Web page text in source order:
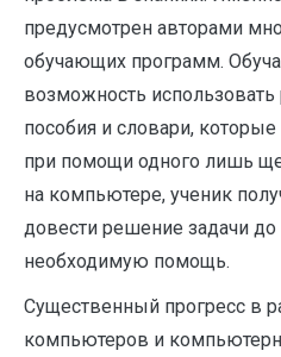
предусмотрен авторами
обучающих программ.
возможность
пособия и словари,
при помощи одного лишь
на компьютере, ученик
довести решение задачи до
необходимую помощь.
Существенный прогресс в
компьютеров и